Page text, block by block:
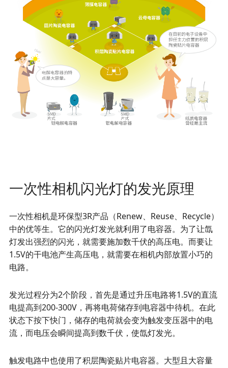
一次性相机闪光灯的发光原理
一次性相机是环保型3R产品（Renew、Reuse、Recycle）
中的优等生。它的闪光灯发光就利用了电容器。为了让氙
灯发出强烈的闪光，就需要施加数千伏的高压电。而要让
1.5V的干电池产生高压电，就需要在相机内部放置小巧的
电路。
发光过程分为2个阶段，首先是通过升压电路将1.5V的直流
电提高到200-300V，再将电荷储存到电容器中待机。在此
状态下按下快门，储存的电荷就会变为触发变压器中的电
流，而电压会瞬间提高到数千伏，使氙灯发光。
触发电路中也使用了积层陶瓷贴片电容器。大型且大容量